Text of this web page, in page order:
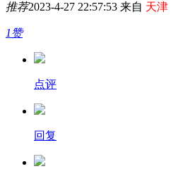
推荐2023-4-27 22:57:53 来自 天津
1赞
点评
回复